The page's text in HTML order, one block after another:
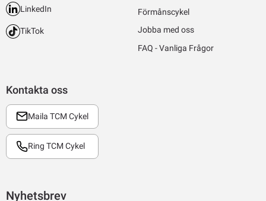
Kontakta oss
Maila TCM Cykel
Ring TCM Cykel
LinkedIn
TikTok
Förmånscykel
Jobba med oss
FAQ - Vanliga Frågor
Nyhetsbrev